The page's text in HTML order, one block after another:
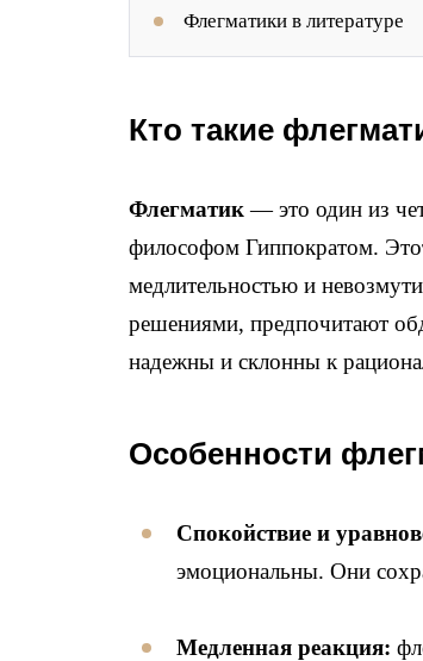
Флегматики в литературе
Кто такие
Флегматик— это один из
философом Гиппократом.
медлительностью и
решениями, предпочитают
надежны и склонны к
Особенности
Спокойствие и
эмоциональны. Они
Медленная реакция: